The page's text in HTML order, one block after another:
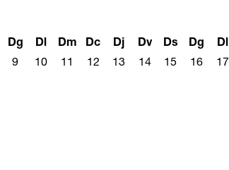
Dg
9
Dl
10
Dm
11
Dc
12
Dj
13
Dv
14
Ds
15
Dg
16
Dl
17